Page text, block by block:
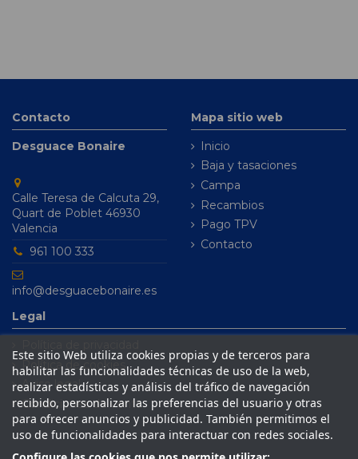
Contacto
Desguace Bonaire
Calle Teresa de Calcuta 29,
Quart de Poblet 46930
Valencia
961 100 333
info@desguacebonaire.es
Mapa sitio web
Inicio
Baja y tasaciones
Campa
Recambios
Pago TPV
Contacto
Legal
Política de cookies
Aviso legal
Condiciones de venta
Este sitio Web utiliza cookies propias y de terceros para
habilitar las funcionalidades técnicas de uso de la web,
realizar estadísticas y análisis del tráfico de navegación
recibido, personalizar las preferencias del usuario y otras
para ofrecer anuncios y publicidad. También permitimos el
uso de funcionalidades para interactuar con redes sociales.